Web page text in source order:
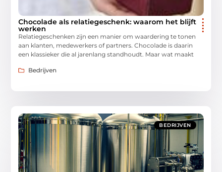
Chocolade als relatiegeschenk: waarom het blijft
werken
Relatiegeschenken zijn een manier om waardering te tonen
aan klanten, medewerkers of partners. Chocolade is daarin
een klassieker die al jarenlang standhoudt. Maar wat maakt
Bedrijven
BEDRIJVEN